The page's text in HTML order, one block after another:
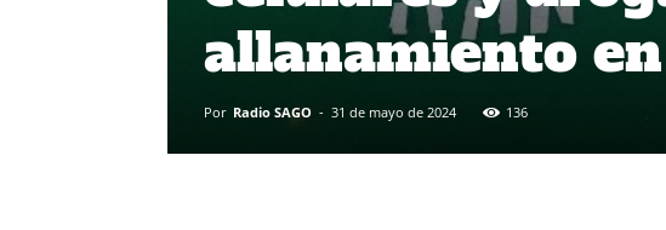
allanamiento
Por Radio SAGO - 31 de mayo de 2024 136